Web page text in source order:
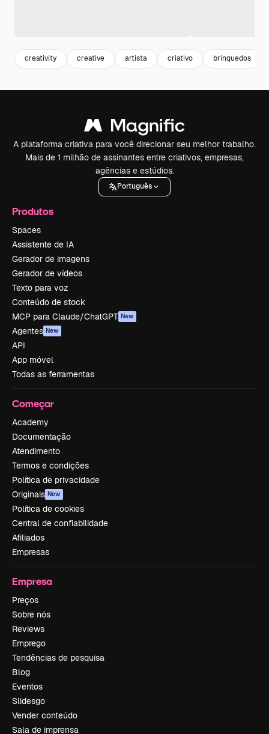
creativity creative artista criativo brinquedos
A plataforma criativa para você direcionar seu melhor trabalho.
Mais de 1 milhão de assinantes entre criativos, empresas,
agências e estúdios.
Português
Produtos
Spaces
Assistente de IA
Gerador de imagens
Gerador de vídeos
Texto para voz
Conteúdo de stock
MCP para Claude/ChatGPT New
Agentes New
API
App móvel
Todas as ferramentas
Começar
Academy
Documentação
Atendimento
Termos e condições
Política de privacidade
Originais New
Política de cookies
Central de confiabilidade
Afiliados
Empresas
Empresa
Preços
Sobre nós
Reviews
Emprego
Tendências de pesquisa
Blog
Eventos
Slidesgo
Vender conteúdo
Sala de imprensa